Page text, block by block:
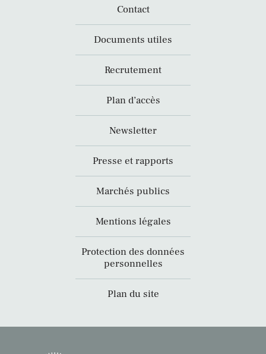
Contact
Documents utiles
Recrutement
Plan d’accès
Newsletter
Presse et rapports
Marchés publics
Mentions légales
Protection des données
personnelles
Plan du site